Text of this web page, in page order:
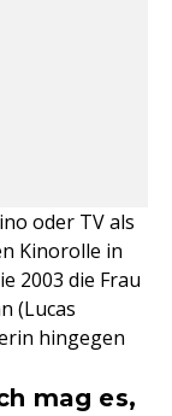
oder TV als
Kinorolle in
2003 die Frau
(Lucas
hingegen
mag es,